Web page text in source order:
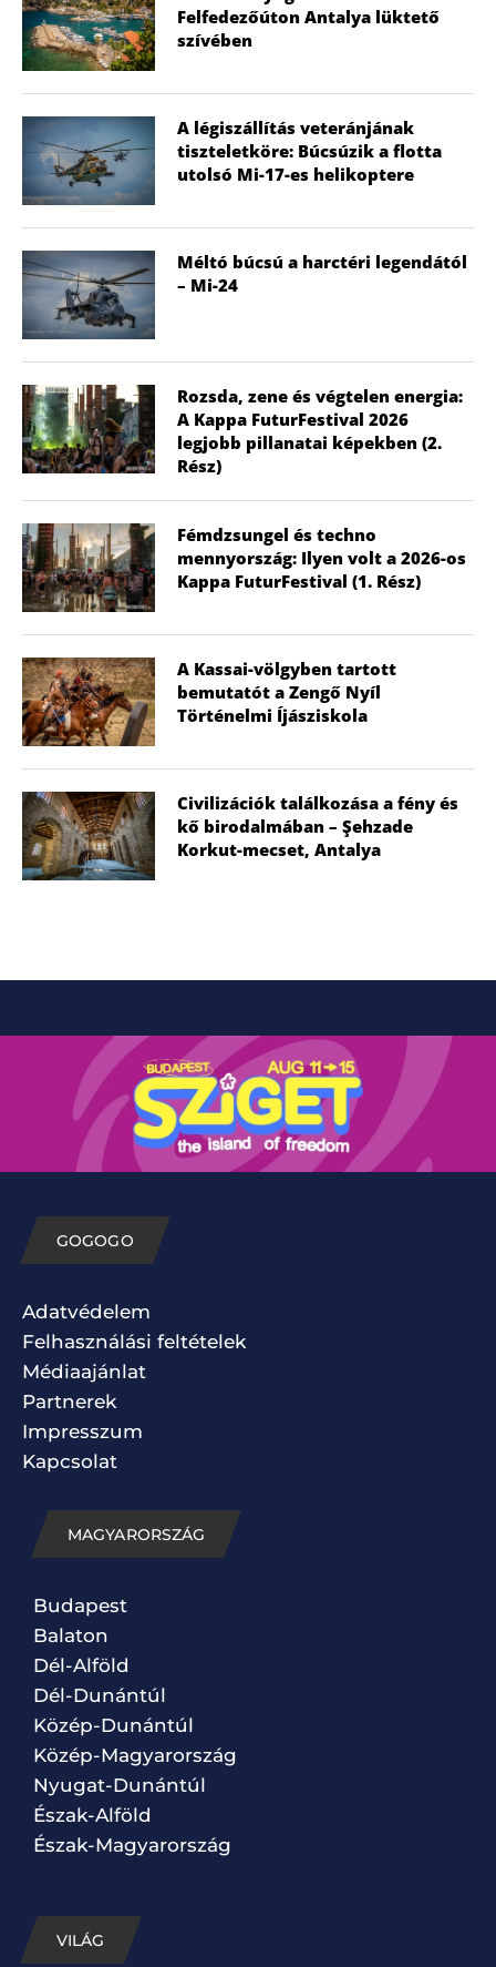
Felfedezőúton Antalya lüktető
szívében
A légiszállítás veteránjának
tiszteletköre: Búcsúzik a flotta
utolsó Mi-17-es helikoptere
Méltó búcsú a harctéri legendától
– Mi-24
Rozsda, zene és végtelen energia:
A Kappa FuturFestival 2026
legjobb pillanatai képekben (2.
Rész)
Fémdzsungel és techno
mennyország: Ilyen volt a 2026-os
Kappa FuturFestival (1. Rész)
A Kassai-völgyben tartott
bemutatót a Zengő Nyíl
Történelmi Íjásziskola
Civilizációk találkozása a fény és
kő birodalmában – Şehzade
Korkut-mecset, Antalya
GOGOGO
Adatvédelem
Felhasználási feltételek
Médiaajánlat
Partnerek
Impresszum
Kapcsolat
MAGYARORSZÁG
Budapest
Balaton
Dél-Alföld
Dél-Dunántúl
Közép-Dunántúl
Közép-Magyarország
Nyugat-Dunántúl
Észak-Alföld
Észak-Magyarország
VILÁG